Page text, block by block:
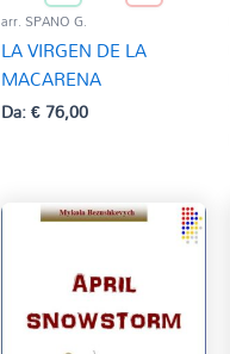
arr. SPANO G.
LA VIRGEN DE LA
MACARENA
Da:€76,00